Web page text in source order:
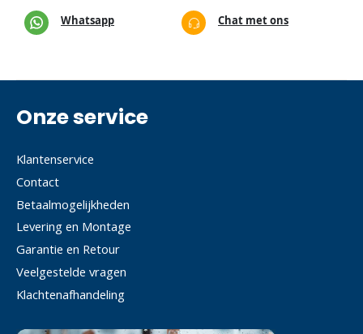
Whatsapp Chat met ons
Onze service
Klantenservice
Contact
Betaalmogelijkheden
Levering en Montage
Garantie en Retour
Veelgestelde vragen
Klachtenafhandeling